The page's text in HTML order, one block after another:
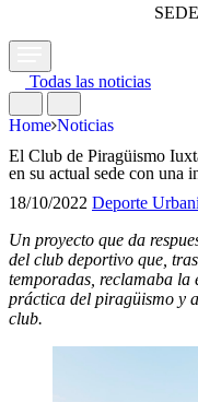
Todas las noticias
Home Noticias
El Club de Piragüismo
en su actual sede con una
18/10/2022 Deporte
Un proyecto que da
del club deportivo que,
temporadas, reclamaba la
práctica del piragüismo y
club.